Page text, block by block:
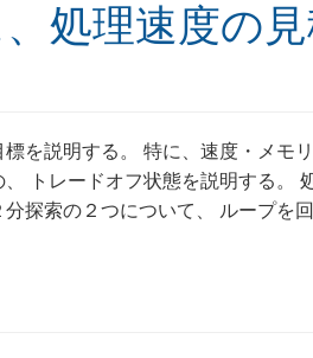
処理速度の見
を説明する。 特に、速度・メモ
トレードオフ状態を説明する。
探索の２つについて、 ループを